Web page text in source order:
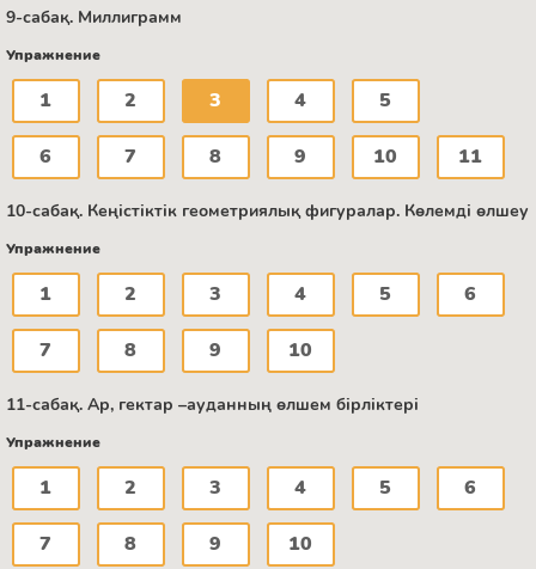
9-сабақ. Миллиграмм
Упражнение
1 2 3 4 5
6 7 8 9 10 11
10-сабақ. Кеңістіктік геометриялық фигуралар. Көлемді өлшеу
Упражнение
1 2 3 4 5 6
7 8 9 10
11-сабақ. Ар, гектар –ауданның өлшем бірліктері
Упражнение
1 2 3 4 5 6
7 8 9 10